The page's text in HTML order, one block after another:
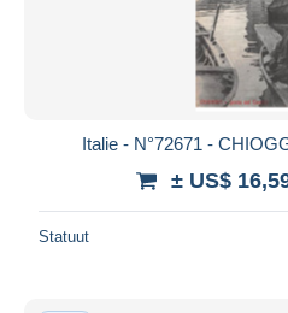
Italie - N°72671 -
± US$
Statuut